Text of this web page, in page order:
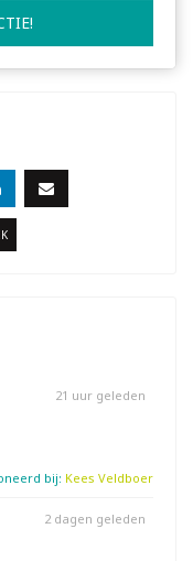
21 uur geleden
bij: Kees Veldboer
2 dagen geleden